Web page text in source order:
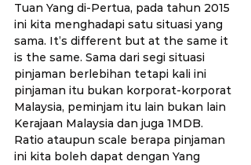
Tuan Yang di-Pertua, pada tahun 2015
ini kita menghadapi satu situasi yang
sama. It’s different but at the same it
is the same. Sama dari segi situasi
pinjaman berlebihan tetapi kali ini
pinjaman itu bukan korporat-korporat
Malaysia, peminjam itu lain bukan lain
Kerajaan Malaysia dan juga 1MDB.
Ratio ataupun scale berapa pinjaman
ini kita boleh dapat dengan Yang